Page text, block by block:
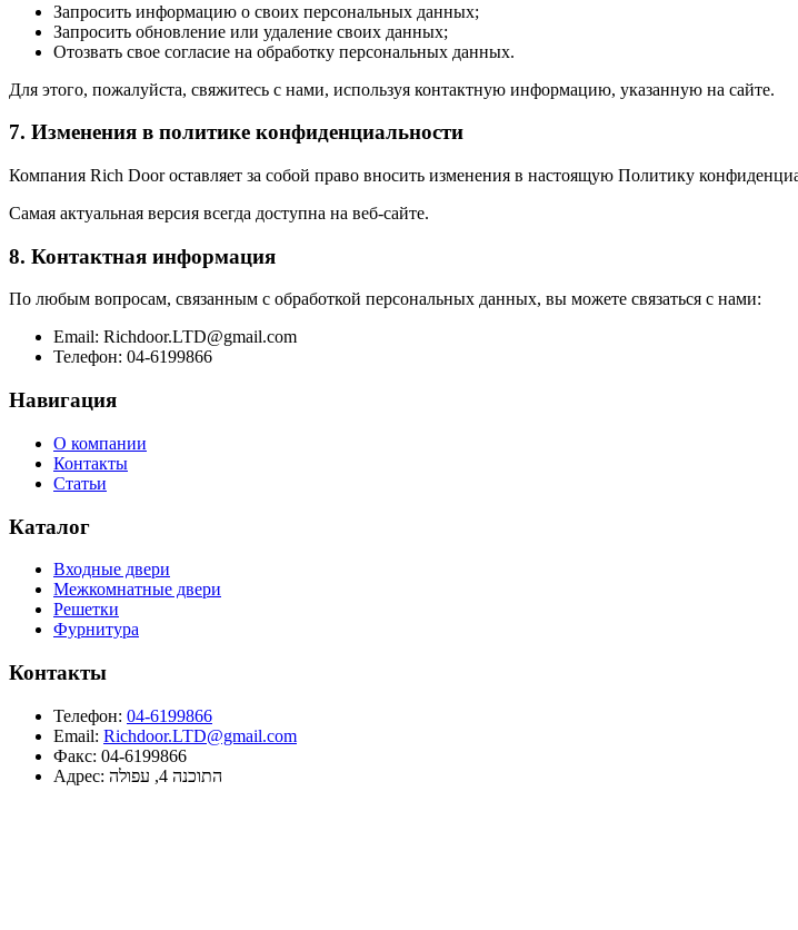
Запросить информацию о своих персональных данных;
Запросить обновление или удаление своих данных;
Отозвать свое согласие на обработку персональных данных.
Для этого, пожалуйста, свяжитесь с нами, используя контактную информацию, указанную на сайте.
7. Изменения в политике конфиденциальности
Компания Rich Door оставляет за собой право вносить изменения в настоящую Политику
Самая актуальная версия всегда доступна на веб-сайте.
8. Контактная информация
По любым вопросам, связанным с обработкой персональных данных, вы можете связаться с нами:
Email: Richdoor.LTD@gmail.com
Телефон: 04-6199866
Навигация
О компании
Контакты
Статьи
Каталог
Входные двери
Межкомнатные двери
Решетки
Фурнитура
Контакты
Телефон: 04-6199866
Email: Richdoor.LTD@gmail.com
Факс: 04-6199866
Адрес:
התוכנה 4, עפולה